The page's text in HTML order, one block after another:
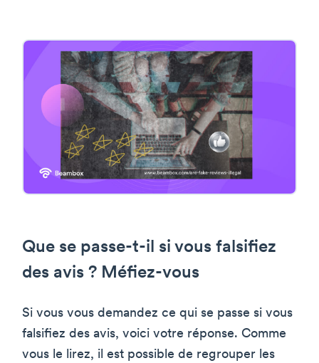
Que se passe-t-il si vous falsifiez
des avis ? Méfiez-vous
Si vous vous demandez ce qui se passe si vous
falsifiez des avis, voici votre réponse. Comme
vous le lirez, il est possible de regrouper les